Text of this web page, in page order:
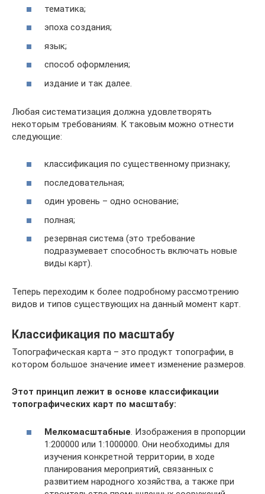
тематика;
эпоха создания;
язык;
способ оформления;
издание и так далее.
Любая систематизация должна удовлетворять
некоторым требованиям. К таковым можно отнести
следующие:
классификация по существенному признаку;
последовательная;
один уровень – одно основание;
полная;
резервная система (это требование
подразумевает способность включать новые
виды карт).
Теперь переходим к более подробному рассмотрению
видов и типов существующих на данный момент карт.
Классификация по масштабу
Топографическая карта – это продукт топографии, в
котором большое значение имеет изменение размеров.
Этот принцип лежит в основе классификации
топографических карт по масштабу:
Мелкомасштабные. Изображения в пропорции
1:200000 или 1:1000000. Они необходимы для
изучения конкретной территории, в ходе
планирования мероприятий, связанных с
развитием народного хозяйства, а также при